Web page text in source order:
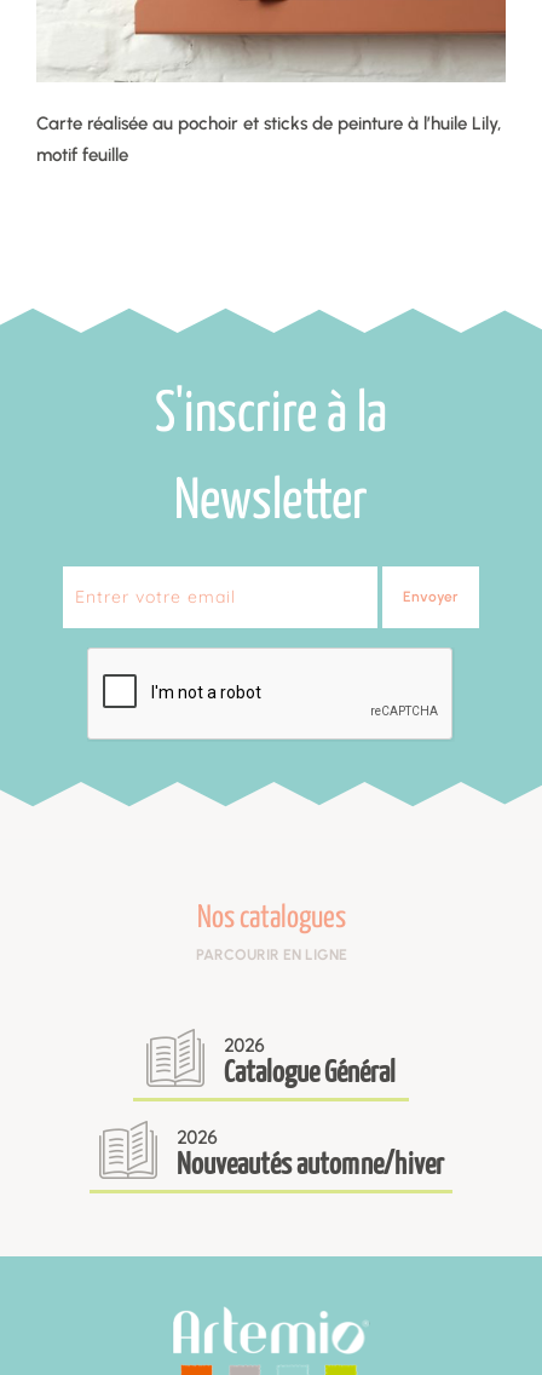
Carte réalisée au pochoir et sticks de peinture à l’huile Lily,
motif feuille
S'inscrire à la
Newsletter
Envoyer
Nos catalogues
PARCOURIR EN LIGNE
2026
Catalogue Général
2026
Nouveautés automne/hiver